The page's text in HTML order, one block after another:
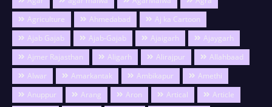
Agriculture
Ahmedabad
Aj ka Cartoon
Ajab Gajab
Ajab-Gajab Ajaigarh
Ajaygarh
Ajmer Rajasthan
Aligarh Alirajpur
Allahbaad
Alwar
Amarkantak Ambikapur
Amethi
Anuppur
Arang Aron Artical
Article